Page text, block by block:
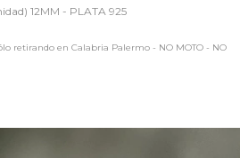
12MM - PLATA 925
retirando en Calabria Palermo - NO MOTO - NO